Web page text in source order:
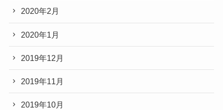
2020年2月
2020年1月
2019年12月
2019年11月
2019年10月